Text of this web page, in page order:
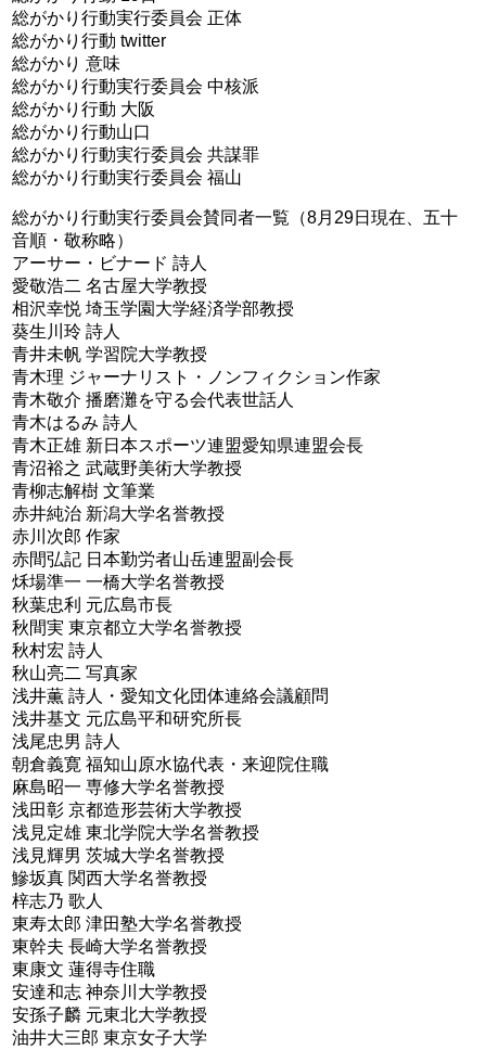
総がかり行動実行委員会 正体
総がかり行動 twitter
総がかり 意味
総がかり行動実行委員会 中核派
総がかり行動 大阪
総がかり行動山口
総がかり行動実行委員会 共謀罪
総がかり行動実行委員会 福山
総がかり行動実行委員会賛同者一覧（8月29日現在、五十
音順・敬称略）
アーサー・ビナード 詩人
愛敬浩二 名古屋大学教授
相沢幸悦 埼玉学園大学経済学部教授
葵生川玲 詩人
青井未帆 学習院大学教授
青木理 ジャーナリスト・ノンフィクション作家
青木敬介 播磨灘を守る会代表世話人
青木はるみ 詩人
青木正雄 新日本スポーツ連盟愛知県連盟会長
青沼裕之 武蔵野美術大学教授
青柳志解樹 文筆業
赤井純治 新潟大学名誉教授
赤川次郎 作家
赤間弘記 日本勤労者山岳連盟副会長
秌場準一 一橋大学名誉教授
秋葉忠利 元広島市長
秋間実 東京都立大学名誉教授
秋村宏 詩人
秋山亮二 写真家
浅井薫 詩人・愛知文化団体連絡会議顧問
浅井基文 元広島平和研究所長
浅尾忠男 詩人
朝倉義寛 福知山原水協代表・来迎院住職
麻島昭一 専修大学名誉教授
浅田彰 京都造形芸術大学教授
浅見定雄 東北学院大学名誉教授
浅見輝男 茨城大学名誉教授
鰺坂真 関西大学名誉教授
梓志乃 歌人
東寿太郎 津田塾大学名誉教授
東幹夫 長崎大学名誉教授
東康文 蓮得寺住職
安達和志 神奈川大学教授
安孫子麟 元東北大学教授
油井大三郎 東京女子大学